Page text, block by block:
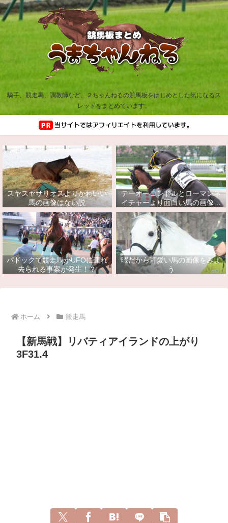
騎手、競走馬、調教師など、２ちゃんねるの競馬板をはじめとした気になるス
レッドをまとめています。
スヤスヤサリオスよりかわいい
馬の画像はない説
テーオーコンドルとローマンネ
イチャーより面白い馬の画像っ
てあるの？
パドックで競走馬がUFOに連れ
去られる事案が発生！？
暇だから可愛い馬の画像をみよ
う
ホーム 競走馬
【新馬戦】リバティアイランドの上がり
3F31.4